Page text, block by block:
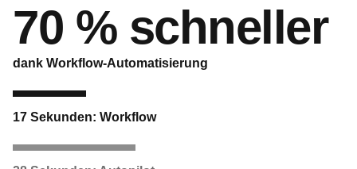
70 % schneller
dank Workflow-Automatisierung
17 Sekunden: Workflow